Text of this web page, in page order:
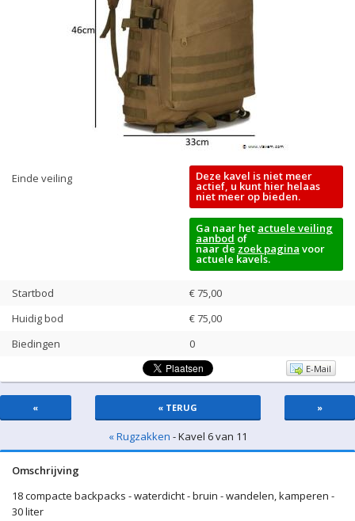
Einde veiling Deze kavel is niet meer
actief, u kunt hier helaas
niet meer op bieden.
Ga naar het actuele veiling
aanbod of
naar de zoek pagina voor
actuele kavels.
Startbod
€ 75,00
Huidig bod
€75,00
Biedingen
0
E-Mail
« « TERUG »
« Rugzakken - Kavel 6 van 11
Omschrijving
18 compacte backpacks - waterdicht - bruin - wandelen, kamperen -
30 liter